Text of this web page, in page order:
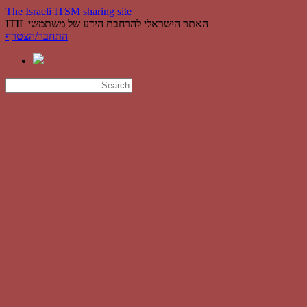
The Israeli ITSM sharing site
ITIL האתר הישראלי להרחבת הידע של משתמשי
התחבר/הצטרף